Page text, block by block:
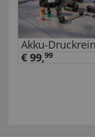
Akku-
€ 99,99